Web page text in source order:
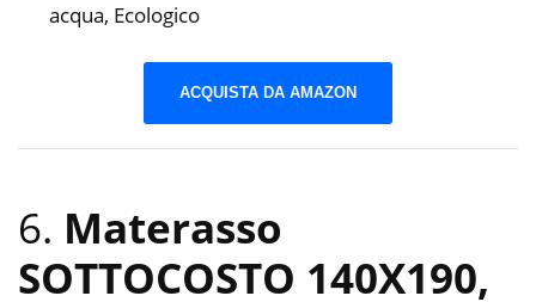
acqua, Ecologico
ACQUISTA DA AMAZON
6. Materasso
SOTTOCOSTO 140X190,